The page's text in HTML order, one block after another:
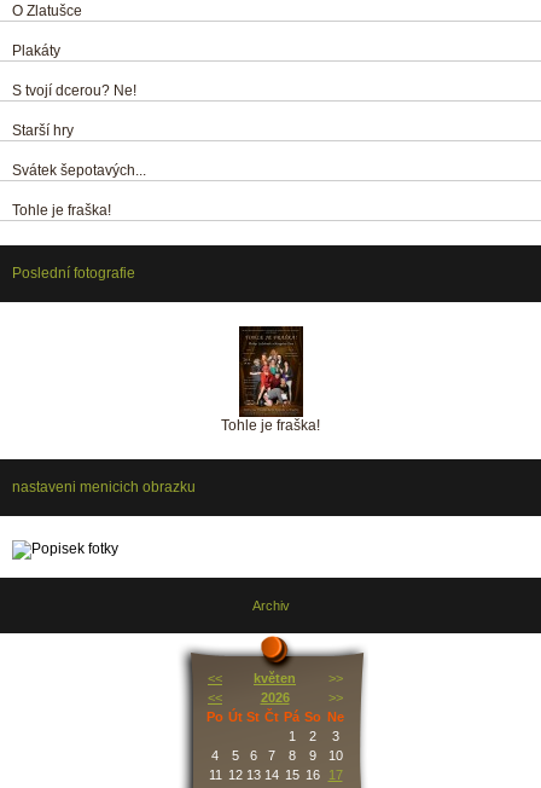
O Zlatušce
Plakáty
S tvojí dcerou? Ne!
Starší hry
Svátek šepotavých...
Tohle je fraška!
Poslední fotografie
Tohle je fraška!
nastaveni menicich obrazku
Archiv
<< květen
>>
<<
2026
>>
Po Út St Čt Pá So Ne
1
2
3
4
5 6 7 8 9
10
11
12 13 14 15 16
17